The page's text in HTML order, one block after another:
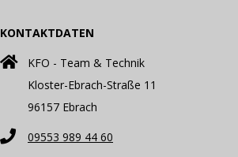
KONTAKTDATEN
KFO - Team & Technik
Kloster-Ebrach-Straße 11
96157 Ebrach
09553 989 44 60